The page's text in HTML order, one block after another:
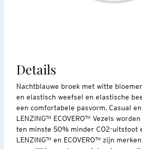
Details
Nachtblauwe broek met witte
en elastisch weefsel en elastische
een comfortabele pasvorm. Casual
LENZING™ ECOVERO™ Vezels
ten minste 50% minder CO2-uitstoot
LENZING™ en ECOVERO™ zijn